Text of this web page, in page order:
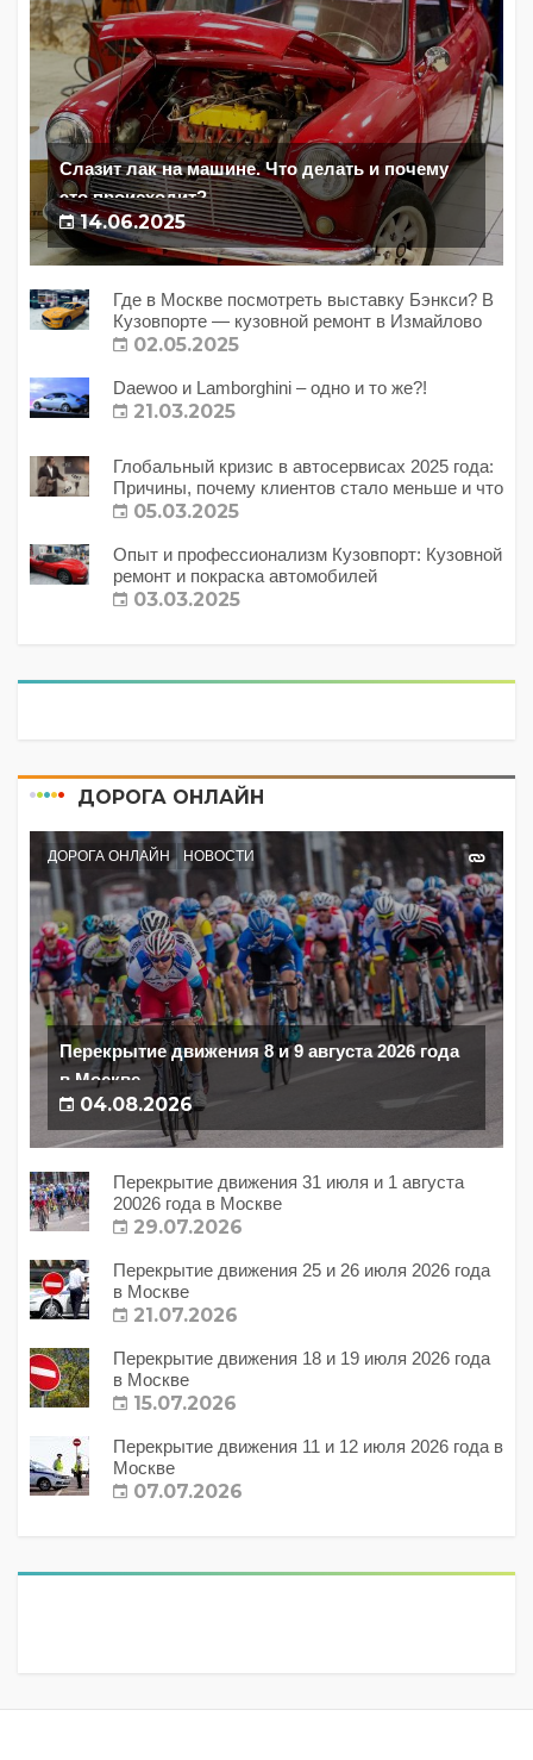
Слазит лак на машине. Что делать и почему
это происходит?
14.06.2025
Где в Москве посмотреть выставку Бэнкси? В
Кузовпорте — кузовной ремонт в Измайлово
02.05.2025
Daewoo и Lamborghini – одно и то же?!
21.03.2025
Глобальный кризис в автосервисах 2025 года:
Причины, почему клиентов стало меньше и что
с этим делать?
05.03.2025
Опыт и профессионализм Кузовпорт: Кузовной
ремонт и покраска автомобилей
03.03.2025
ДОРОГА ОНЛАЙН
ДОРОГА ОНЛАЙН НОВОСТИ
Перекрытие движения 8 и 9 августа 2026 года
в Москве
04.08.2026
Перекрытие движения 31 июля и 1 августа
20026 года в Москве
29.07.2026
Перекрытие движения 25 и 26 июля 2026 года
в Москве
21.07.2026
Перекрытие движения 18 и 19 июля 2026 года
в Москве
15.07.2026
Перекрытие движения 11 и 12 июля 2026 года в
Москве
07.07.2026